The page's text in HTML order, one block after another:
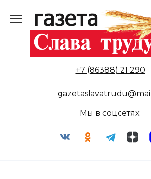
содержанию
+7 (86388) 21 290
Мы в соцсетях: